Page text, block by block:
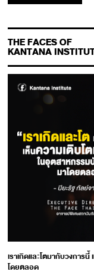
THE FACES OF
KANTANA
เราเกิดและโตมากับวงการ
โดยตลอด